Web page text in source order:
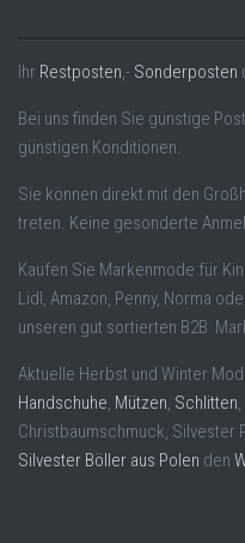
Ihr Restposten,- Sonderposten
Bei uns finden Sie günstige
günstigen Konditionen.
Sie können direkt mit den
treten. Keine gesonderte
Kaufen Sie Markenmode für
Lidl, Amazon, Penny, Norma
unseren gut sortierten B2B
Aktuelle Herbst und Winter
Handschuhe, Mützen, Schlitten,
Christbaumschmuck, Silvester
Silvester Böller aus Polen den